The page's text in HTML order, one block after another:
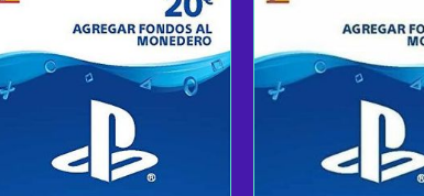
Ver ofertas Ver ofertas